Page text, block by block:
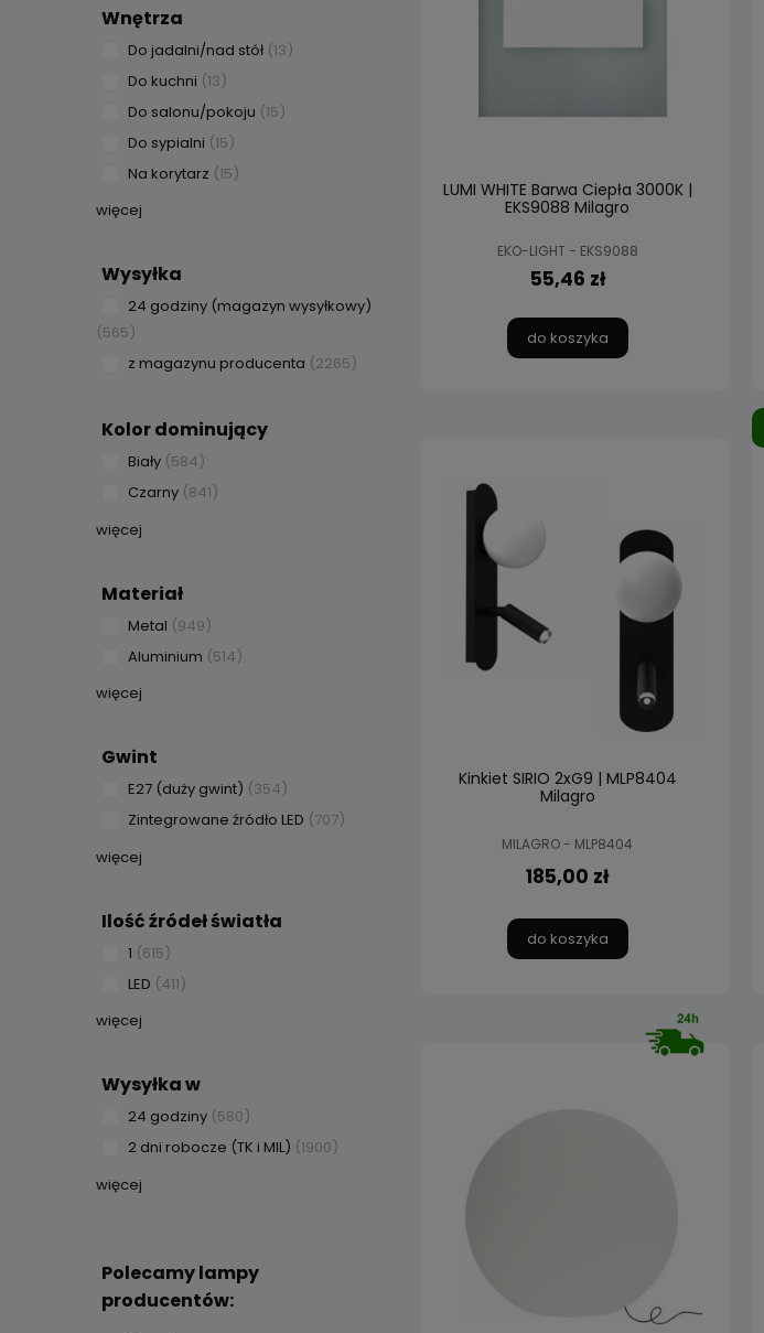
Wnętrza
Do jadalni/nad stół (13)
Do kuchni (13)
Do salonu/pokoju (15)
Do sypialni (15)
Na korytarz (15)
więcej
Wysyłka
24 godziny (magazyn wysyłkowy)
(565)
z magazynu producenta (2265)
Kolor dominujący
Biały (584)
Czarny (841)
więcej
Materiał
Metal (949)
Aluminium (514)
więcej
Gwint
E27 (duży gwint) (354)
Zintegrowane źródło LED (707)
więcej
Ilość źródeł światła
1 (615)
LED (411)
więcej
Wysyłka w
24 godziny (580)
2 dni robocze (TK i MIL) (1900)
więcej
Polecamy lampy
producentów:
LUMI WHITE Barwa Ciepła 3000K |
EKS9088 Milagro
EKO-LIGHT - EKS9088
55,46 zł
do koszyka
Kinkiet SIRIO 2xG9 | MLP8404
Milagro
MILAGRO - MLP8404
185,00 zł
do koszyka